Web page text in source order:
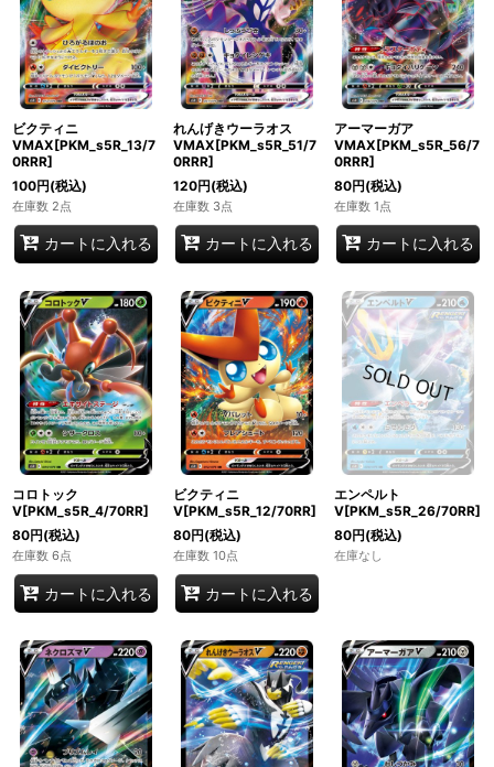
ビクティニ
VMAX[PKM_s5R_13/7
0RRR]
100円(税込)
在庫数 2点
カートに入れる
れんげきウーラオス
VMAX[PKM_s5R_51/7
0RRR]
120円(税込)
在庫数 3点
カートに入れる
アーマーガア
VMAX[PKM_s5R_56/7
0RRR]
80円(税込)
在庫数 1点
カートに入れる
コロトック
V[PKM_s5R_4/70RR]
80円(税込)
在庫数 6点
カートに入れる
ビクティニ
V[PKM_s5R_12/70RR]
80円(税込)
在庫数 10点
カートに入れる
エンペルト
V[PKM_s5R_26/70RR]
80円(税込)
在庫なし